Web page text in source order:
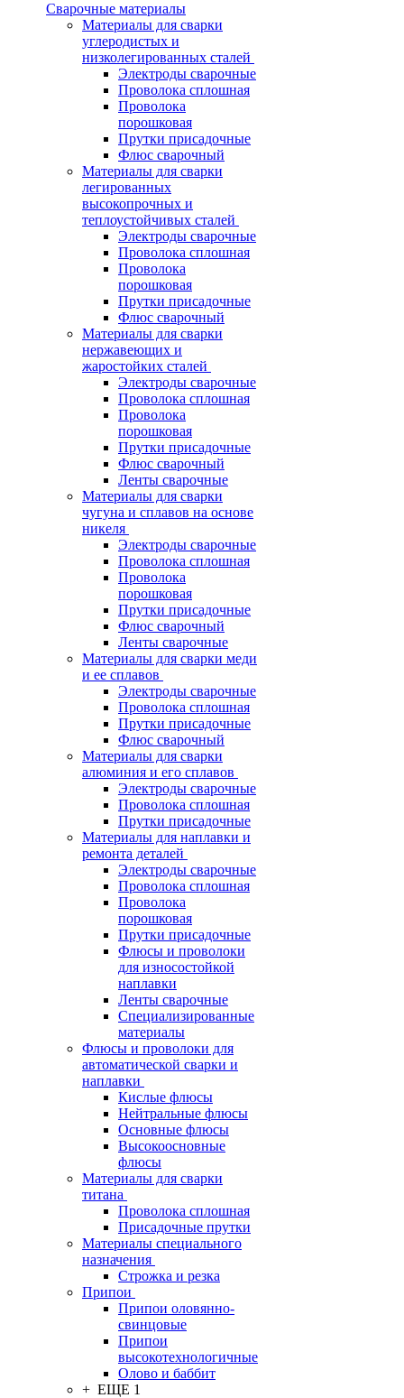
Сварочные материалы
Материалы для сварки
углеродистых и
низколегированных сталей
Электроды сварочные
Проволока сплошная
Проволока
порошковая
Прутки присадочные
Флюс сварочный
Материалы для сварки
легированных
высокопрочных и
теплоустойчивых сталей
Электроды сварочные
Проволока сплошная
Проволока
порошковая
Прутки присадочные
Флюс сварочный
Материалы для сварки
нержавеющих и
жаростойких сталей
Электроды сварочные
Проволока сплошная
Проволока
порошковая
Прутки присадочные
Флюс сварочный
Ленты сварочные
Материалы для сварки
чугуна и сплавов на основе
никеля
Электроды сварочные
Проволока сплошная
Проволока
порошковая
Прутки присадочные
Флюс сварочный
Ленты сварочные
Материалы для сварки меди
и ее сплавов
Электроды сварочные
Проволока сплошная
Прутки присадочные
Флюс сварочный
Материалы для сварки
алюминия и его сплавов
Электроды сварочные
Проволока сплошная
Прутки присадочные
Материалы для наплавки и
ремонта деталей
Электроды сварочные
Проволока сплошная
Проволока
порошковая
Прутки присадочные
Флюсы и проволоки
для износостойкой
наплавки
Ленты сварочные
Специализированные
материалы
Флюсы и проволоки для
автоматической сварки и
наплавки
Кислые флюсы
Нейтральные флюсы
Основные флюсы
Высокоосновные
флюсы
Материалы для сварки
титана
Проволока сплошная
Присадочные прутки
Материалы специального
назначения
Строжка и резка
Припои
Припои оловянно-
свинцовые
Припои
высокотехнологичные
Олово и баббит
+ ЕЩЕ 1